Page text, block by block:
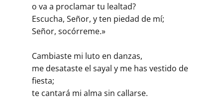
o va a proclamar tu lealtad?
Escucha, Señor, y ten piedad de mí;
Señor, socórreme.»
Cambiaste mi luto en danzas,
me desataste el sayal y me has vestido de
fiesta;
te cantará mi alma sin callarse.